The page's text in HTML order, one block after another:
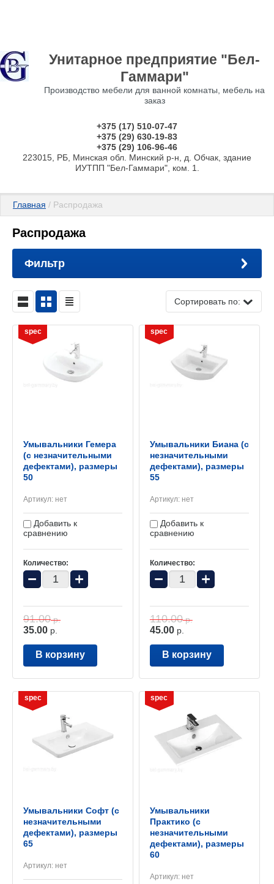
Унитарное предприятие "Бел-
Гаммари"
Производство мебели для ванной комнаты, мебель на
заказ
+375 (17) 510-07-47
+375 (29) 630-19-83
+375 (29) 106-96-46
223015, РБ, Минская обл. Минский р-н, д. Обчак, здание
ИУТПП "Бел-Гаммари", ком. 1.
Главная / Распродажа
Распродажа
Фильтр
Сортировать по:
spec
Умывальники Гемера
(с незначительными
дефектами), размеры
50
Артикул: нет
Добавить к
сравнению
Количество:
− +
91.00р.
35.00 р.
В корзину
spec
Умывальники Биана (с
незначительными
дефектами), размеры
55
Артикул:нет
Добавить к
сравнению
Количество:
− +
110.00р.
45.00 р.
В корзину
spec
Умывальники Софт (с
незначительными
дефектами), размеры
65
Артикул: нет
spec
Умывальники
Практико (с
незначительными
дефектами), размеры
60
Артикул:нет